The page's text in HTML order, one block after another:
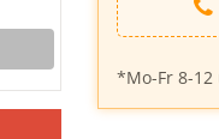
*Mo-Fr 8-